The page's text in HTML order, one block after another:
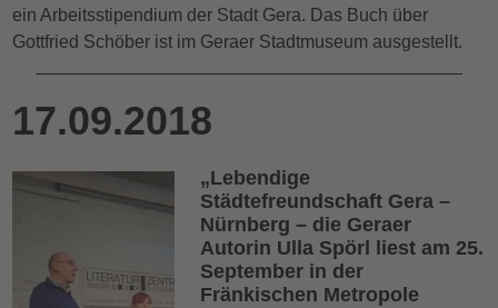
ein Arbeitsstipendium der Stadt Gera. Das Buch über
Gottfried Schöber ist im Geraer Stadtmuseum ausgestellt.
17.09.2018
„Lebendige
Städtefreundschaft Gera –
Nürnberg – die Geraer
Autorin Ulla Spörl liest am 25.
September in der
Fränkischen Metropole